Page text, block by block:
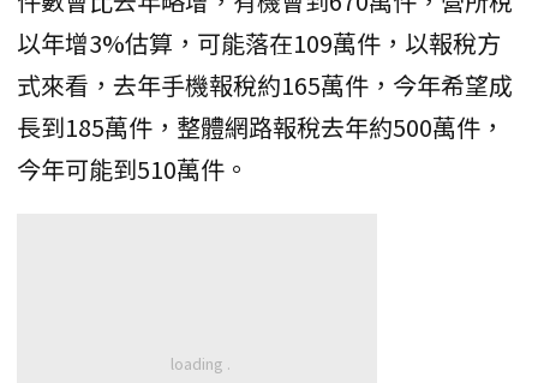
以年增3%估算，可能落在109萬件，以報稅方
式來看，去年手機報稅約165萬件，今年希望成
長到185萬件，整體網路報稅去年約500萬件，
今年可能到510萬件。